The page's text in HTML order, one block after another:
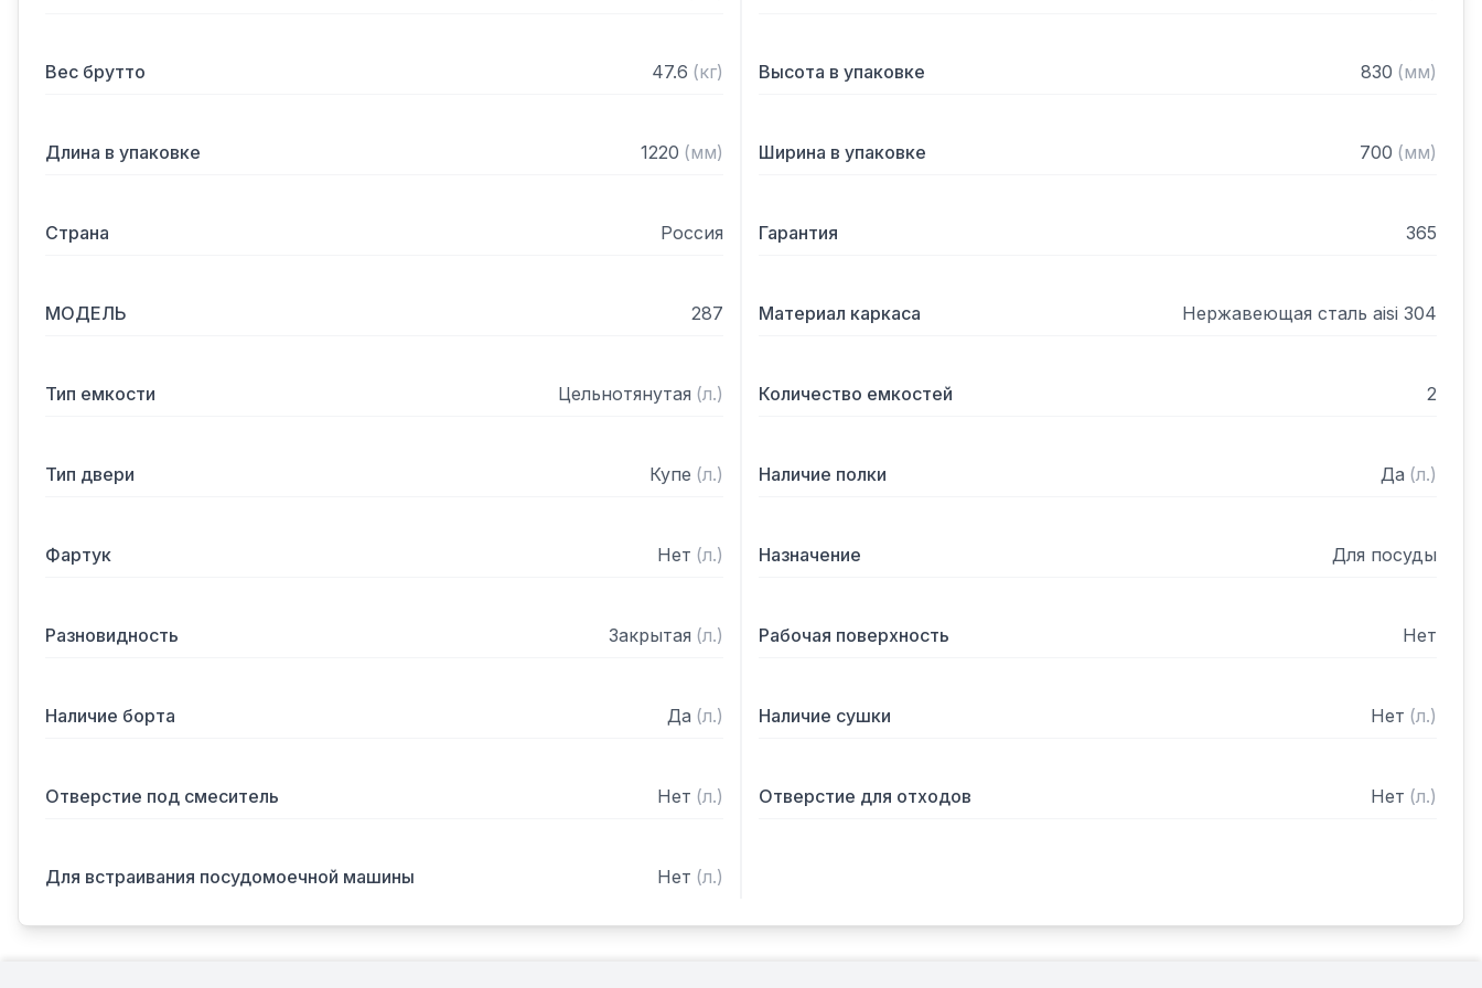
Вес брутто 47.6 (кг) Высота в упаковке 830 (мм)
Длина в упаковке 1220 (мм) Ширина в упаковке 700 (мм)
Страна Россия Гарантия 365
МОДЕЛЬ 287 Материал каркаса Нержавеющая сталь aisi 304
Тип емкости Цельнотянутая (л.) Количество емкостей 2
Тип двери Купе (л.) Наличие полки Да (л.)
Фартук Нет (л.) Назначение Для посуды
Разновидность Закрытая (л.) Рабочая поверхность Нет
Наличие борта Да (л.) Наличие сушки Нет (л.)
Отверстие под смеситель Нет (л.) Отверстие для отходов Нет (л.)
Для встраивания посудомоечной машины Нет (л.)